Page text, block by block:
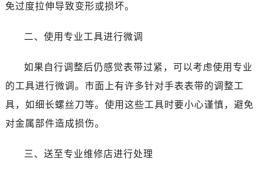
免过度拉伸导致变形或损坏。
二、使用专业工具进行微调
如果自行调整后仍感觉表带过紧，可以考虑使用专业
的工具进行微调。市面上有许多针对手表表带的调整工
具，如细长螺丝刀等。使用这些工具时要小心谨慎，避免
对金属部件造成损伤。
三、送至专业维修店进行处理